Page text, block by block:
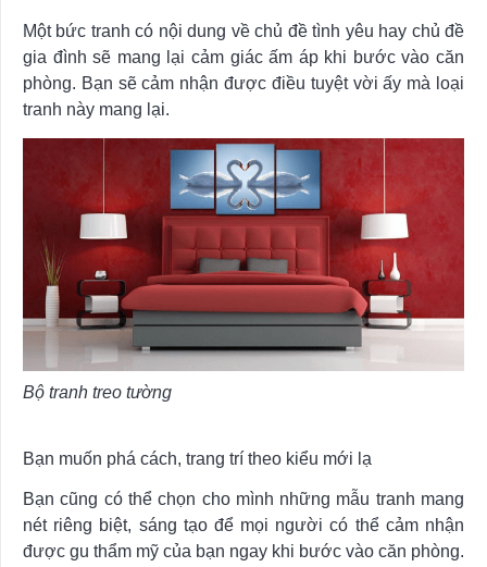
Một bức tranh có nội dung về chủ đề tình yêu hay chủ đề
gia đình sẽ mang lại cảm giác ấm áp khi bước vào căn
phòng. Bạn sẽ cảm nhận được điều tuyệt vời ấy mà loại
tranh này mang lại.
Bộ tranh treo tường
Bạn muốn phá cách, trang trí theo kiểu mới lạ
Bạn cũng có thể chọn cho mình những mẫu tranh mang
nét riêng biệt, sáng tạo để mọi người có thể cảm nhận
được gu thẩm mỹ của bạn ngay khi bước vào căn phòng.